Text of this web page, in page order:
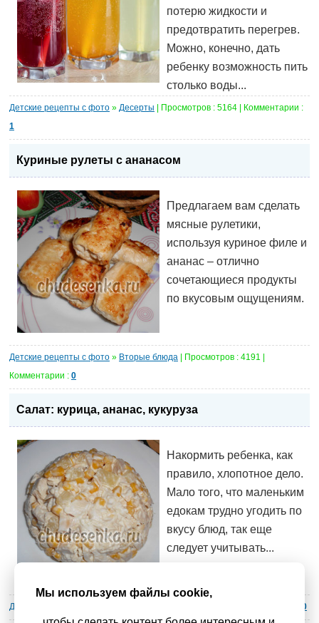
потерю жидкости и
предотвратить перегрев.
Можно, конечно, дать
ребенку возможность пить
столько воды...
Детские рецепты с фото » Десерты | Просмотров : 5164 | Комментарии :
1
Куриные рулеты с ананасом
Предлагаем вам сделать
мясные рулетики,
используя куриное филе и
ананас – отлично
сочетающиеся продукты
по вкусовым ощущениям.
Детские рецепты с фото » Вторые блюда | Просмотров : 4191 |
Комментарии : 0
Салат: курица, ананас, кукуруза
Накормить ребенка, как
правило, хлопотное дело.
Мало того, что маленьким
едокам трудно угодить по
вкусу блюд, так еще
следует учитывать...
Детские рецепты с фото 0
Мы используем файлы cookie,